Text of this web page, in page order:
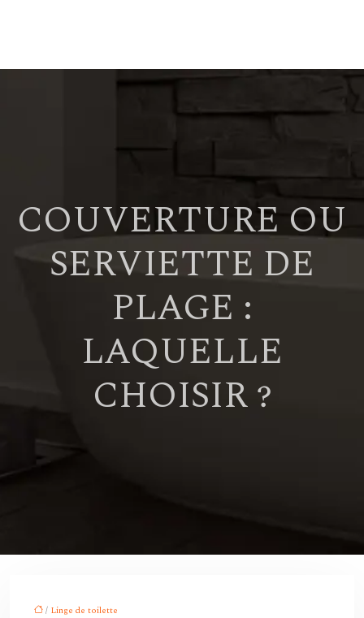
COUVERTURE OU
SERVIETTE DE
PLAGE :
LAQUELLE
CHOISIR ?
/ Linge de toilette